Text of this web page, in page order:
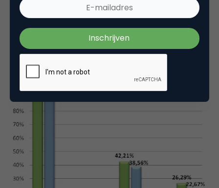
gepubliceerd. Voor de eersteNationale E-mail
geanalyseerd die in het jaar 2011 zijn verstuurd.